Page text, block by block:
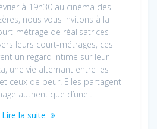
à 19h30 au cinéma des
nous vous invitons à la
métrage de réalisatrices
leurs court-métrages, ces
un regard intime sur leur
une vie alternant entre les
ceux de peur. Elles partagent
authentique d’une…
Lire la suite